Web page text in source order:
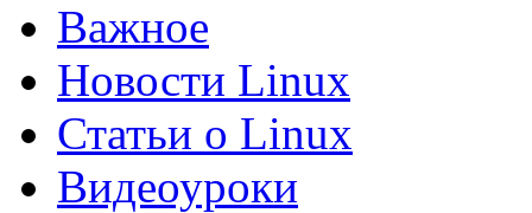
Важное
Новости Linux
Статьи о Linux
Видеоуроки